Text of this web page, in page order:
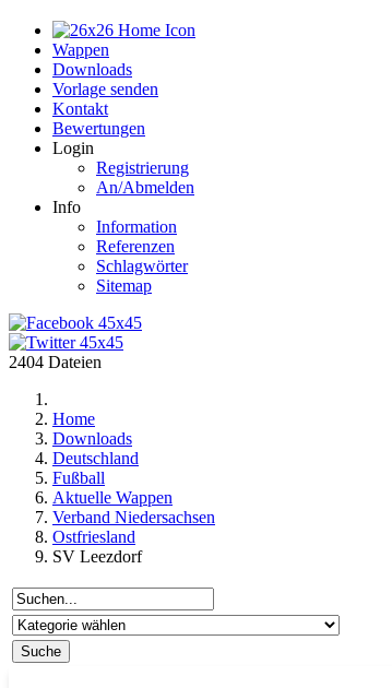
Wappen
Downloads
Vorlage senden
Kontakt
Bewertungen
Login
Registrierung
An/Abmelden
Info
Information
Referenzen
Schlagwörter
Sitemap
2404 Dateien
Home
Downloads
Deutschland
Fußball
Aktuelle Wappen
Verband Niedersachsen
Ostfriesland
SV Leezdorf